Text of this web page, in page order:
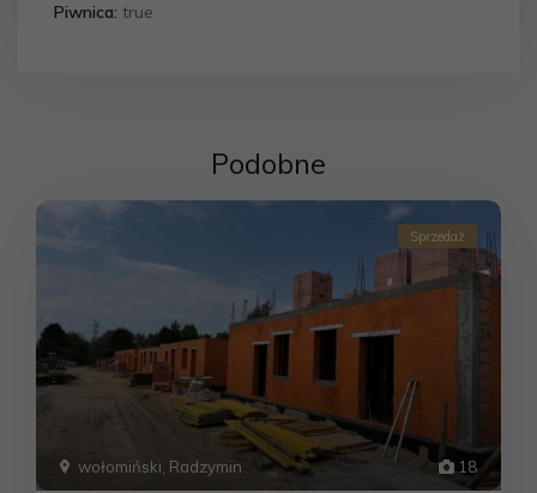
Piwnica: true
Podobne
18
wołomiński, Radzymin
Sprzedaż